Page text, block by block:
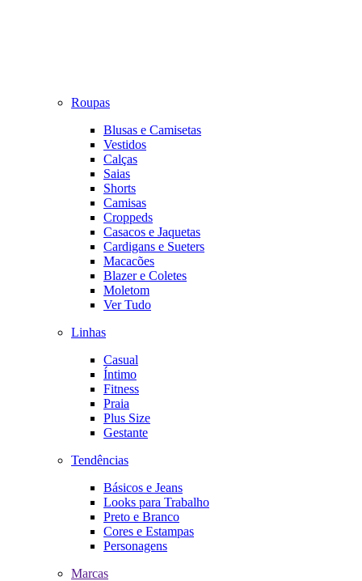
Roupas
Blusas e Camisetas
Vestidos
Calças
Saias
Shorts
Camisas
Croppeds
Casacos e Jaquetas
Cardigans e Sueters
Macacões
Blazer e Coletes
Moletom
Ver Tudo
Linhas
Casual
Íntimo
Fitness
Praia
Plus Size
Gestante
Tendências
Básicos e Jeans
Looks para Trabalho
Preto e Branco
Cores e Estampas
Personagens
Marcas